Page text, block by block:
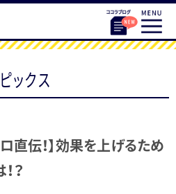
ックス
直伝！】効果を上げるため
？